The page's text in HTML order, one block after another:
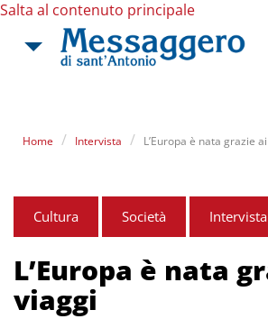
Salta al contenuto principale
Home Intervista L’Europa è nata grazie
Cultura Società Intervista
L’Europa è nata
viaggi